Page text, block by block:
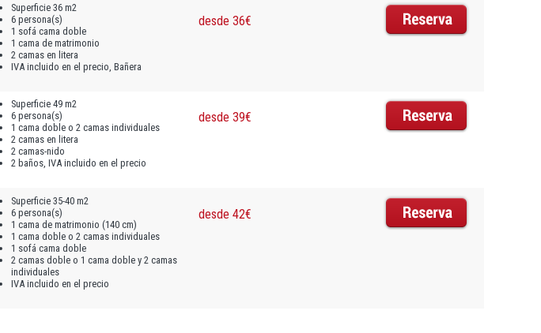
Superficie 36 m2
6 persona(s)
1 sofá cama doble
1 cama de matrimonio
2 camas en litera
IVA incluido en el precio, Bañera
desde 36€
Superficie 49 m2
6 persona(s)
1 cama doble o 2 camas individuales
2 camas en litera
2 camas-nido
2 baños, IVA incluido en el precio
desde 39€
Superficie 35-40 m2
6 persona(s)
1 cama de matrimonio (140 cm)
1 cama doble o 2 camas individuales
1 sofá cama doble
2 camas doble o 1 cama doble y 2 camas
individuales
IVA incluido en el precio
desde 42€